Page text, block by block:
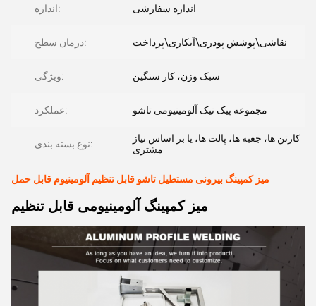
اندازه: اندازه سفارشی
درمان سطح: نقاشی\پوشش پودری\آبکاری\پرداخت
ویژگی: سبک وزن، کار سنگین
عملکرد: مجموعه پیک نیک آلومینیومی تاشو
نوع بسته بندی:
کارتن ها، جعبه ها، پالت ها، یا بر اساس نیاز
مشتری
میز کمپینگ بیرونی مستطیل تاشو قابل تنظیم آلومینیوم قابل حمل
میز کمپینگ آلومینیومی قابل تنظیم